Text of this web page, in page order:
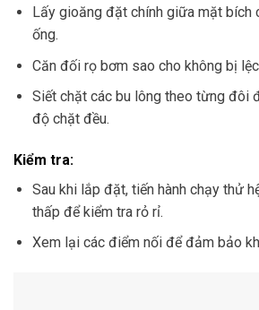
Lấy gioăng đặt chính giữa mặt bích
ống.
Căn đối rọ bơm sao cho không bị
Siết chặt các bu lông theo từng đôi
độ chặt đều.
Kiểm tra:
Sau khi lắp đặt, tiến hành chạy thử
thấp để kiểm tra rỏ rỉ.
Xem lại các điểm nối để đảm bảo